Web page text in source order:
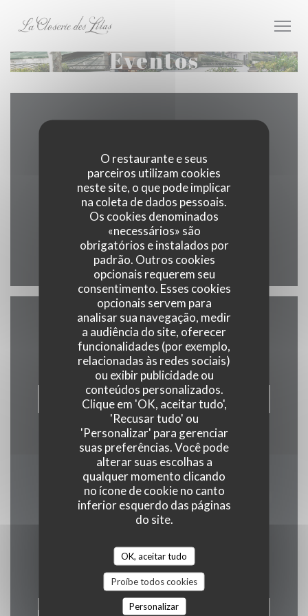
O restaurante e seus
parceiros utilizam cookies
neste site, o que pode implicar
na coleta de dados pessoais.
Os cookies denominados
«necessários» são
obrigatórios e instalados por
padrão. Outros cookies
opcionais requerem seu
consentimento. Esses cookies
opcionais servem para
analisar sua navegação, medir
a audiência do site, oferecer
funcionalidades (por exemplo,
relacionadas às redes sociais)
ou exibir publicidade ou
conteúdos personalizados.
Clique em 'OK, aceitar tudo',
'Recusar tudo' ou
'Personalizar' para gerenciar
suas preferências. Você pode
alterar suas escolhas a
qualquer momento clicando
no ícone de cookie no canto
inferior esquerdo das páginas
do site.
OK, aceitar tudo
Proíbe todos cookies
Personalizar
Eventos
171 boulevard du Montparnasse 75006 Paris
01 40 51 34 50
Facebook ((abre numa nova
Instagram ((abre numa
Contacte-nos
RESERVAR UMA MESA
Mantenha-se atualizado
*
nossa parte.
SUBSCREVER